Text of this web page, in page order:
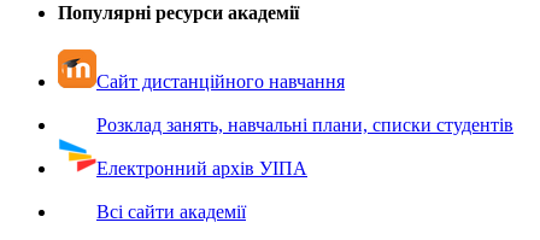
Популярні ресурси академії
Сайт дистанційного навчання
Розклад занять, навчальні плани, списки студентів
Електронний архів УІПА
Всі сайти академії